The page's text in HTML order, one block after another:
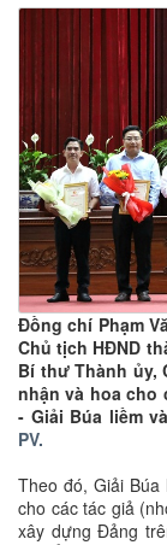
Ðồng chí Phạm
Chủ tịch HĐND
Bí thư Thành ủy,
nhận và hoa cho
- Giải Búa liềm
PV.
Theo đó, Giải
cho các tác giả
xây dựng Đảng